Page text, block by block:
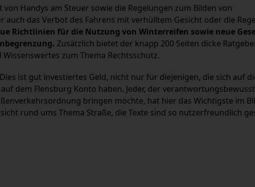
Handys am Steuer sowie die Regelungen zum Bilden von
auch das Verbot des Fahrens mit verhülltem Gesicht oder die
Richtlinien für die Nutzung von Winterreifen sowie neue
Zusätzlich bietet der knapp 200 Seiten dicke
zum Thema Rechtsschutz.
ist gut investiertes Geld, nicht nur für diejenigen, die sich auf
dem Flensburg Konto haben. Jeder, der
bringen möchte, hat hier das Wichtigste im
rund ums Thema Straße, die Texte sind so nutzerfreundlich